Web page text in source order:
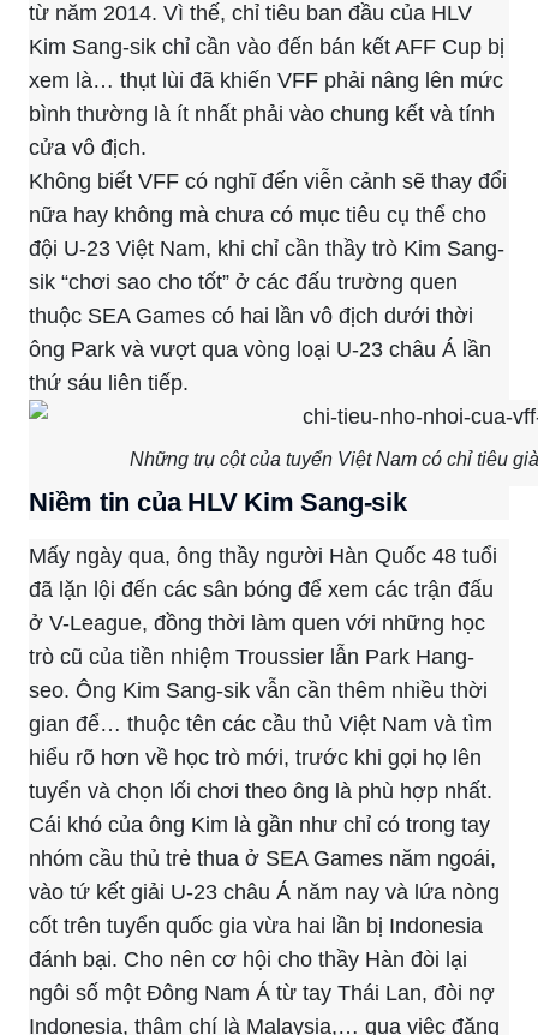
từ năm 2014. Vì thế, chỉ tiêu ban đầu của HLV
Kim Sang-sik chỉ cần vào đến bán kết AFF Cup bị
xem là… thụt lùi đã khiến VFF phải nâng lên mức
bình thường là ít nhất phải vào chung kết và tính
cửa vô địch.
Không biết VFF có nghĩ đến viễn cảnh sẽ thay đổi
nữa hay không mà chưa có mục tiêu cụ thể cho
đội U-23 Việt Nam, khi chỉ cần thầy trò Kim Sang-
sik “chơi sao cho tốt” ở các đấu trường quen
thuộc SEA Games có hai lần vô địch dưới thời
ông Park và vượt qua vòng loại U-23 châu Á lần
thứ sáu liên tiếp.
Những trụ cột của tuyển Việt Nam có chỉ tiêu
Niềm tin của HLV Kim Sang-sik
Mấy ngày qua, ông thầy người Hàn Quốc 48 tuổi
đã lặn lội đến các sân bóng để xem các trận đấu
ở V-League, đồng thời làm quen với những học
trò cũ của tiền nhiệm Troussier lẫn Park Hang-
seo. Ông Kim Sang-sik vẫn cần thêm nhiều thời
gian để… thuộc tên các cầu thủ Việt Nam và tìm
hiểu rõ hơn về học trò mới, trước khi gọi họ lên
tuyển và chọn lối chơi theo ông là phù hợp nhất.
Cái khó của ông Kim là gần như chỉ có trong tay
nhóm cầu thủ trẻ thua ở SEA Games năm ngoái,
vào tứ kết giải U-23 châu Á năm nay và lứa nòng
cốt trên tuyển quốc gia vừa hai lần bị Indonesia
đánh bại. Cho nên cơ hội cho thầy Hàn đòi lại
ngôi số một Đông Nam Á từ tay Thái Lan, đòi nợ
Indonesia, thậm chí là Malaysia,… qua việc đăng